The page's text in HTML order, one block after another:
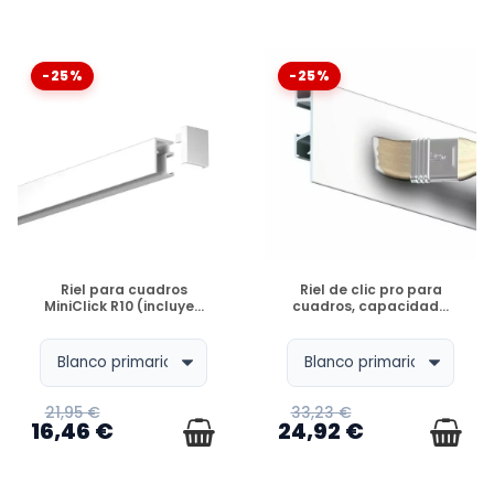
-25%
DISPONIBLE
Riel para cuadros
MiniClick R10 (incluye...
21,95 €
16,46 €
-25%
DISPONIBLE
Riel de clic pro para
cuadros, capacidad...
33,23 €
24,92 €